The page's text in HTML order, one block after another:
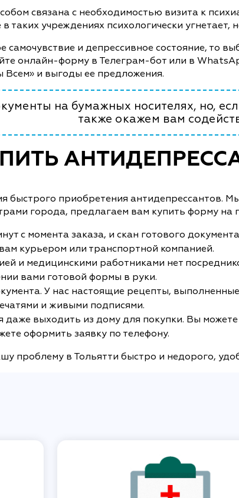
связана с необходимостью визита к
таких учреждениях психологически
самочувствие и депрессивное состояние, то
онлайн-форму в Телеграм-бот или в
и выгоды ее предложения.
на бумажных носителях, но,
также окажем вам
быстрого приобретения антидепрессантов.
города, предлагаем вам купить форму
с момента заказа, и скан готового
курьером или транспортной компанией.
и медицинскими работниками нет
вами готовой формы в руки.
У нас настоящие рецепты,
и живыми подписями.
даже выходить из дому для покупки. Вы
оформить заявку по телефону.
проблему в Тольятти быстро и недорого,